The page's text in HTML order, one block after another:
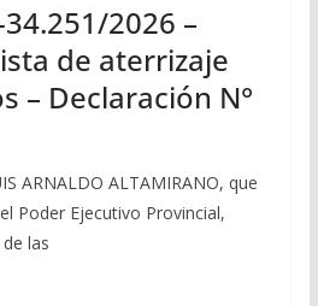
2026 –
de aterrizaje
– Declaración N°
ARNALDO ALTAMIRANO, que
Poder Ejecutivo Provincial,
las